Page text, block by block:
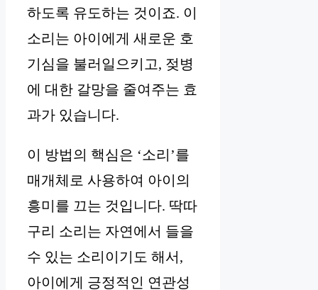
하도록 유도하는 것이죠. 이
소리는 아이에게 새로운 호
기심을 불러일으키고, 젖병
에 대한 갈망을 줄여주는 효
과가 있습니다.
이 방법의 핵심은 ‘소리’를
매개체로 사용하여 아이의
흥미를 끄는 것입니다. 딱따
구리 소리는 자연에서 들을
수 있는 소리이기도 해서,
아이에게 긍정적인 연관성